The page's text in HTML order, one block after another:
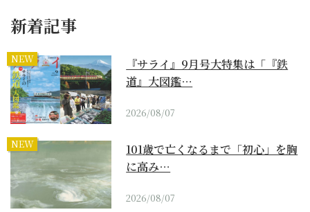
新着記事
NEW
『サライ』9月号大特集は「『鉄
道』大図鑑…
2026/08/07
NEW
101歳で亡くなるまで「初心」を胸
に高み…
2026/08/07